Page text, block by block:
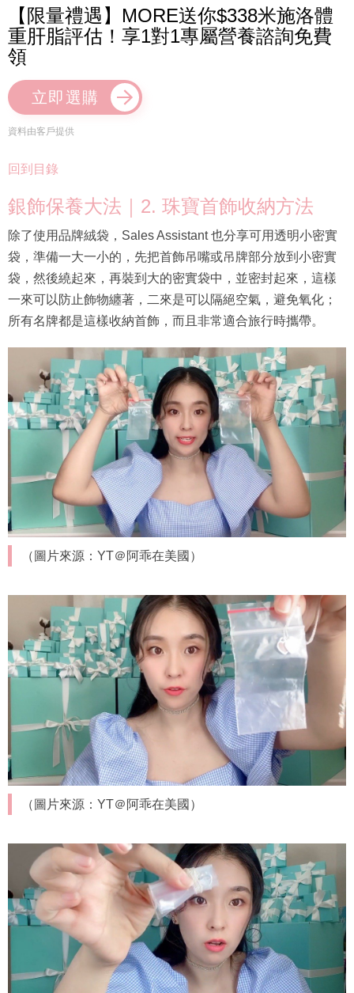
【限量禮遇】MORE送你$338米施洛體
重肝脂評估！享1對1專屬營養諮詢免費
領
立即選購
資料由客戶提供
回到目錄
銀飾保養大法｜2. 珠寶首飾收納方法
除了使用品牌絨袋，Sales Assistant 也分享可用透明小密實
袋，準備一大一小的，先把首飾吊嘴或吊牌部分放到小密實
袋，然後繞起來，再裝到大的密實袋中，並密封起來，這樣
一來可以防止飾物纏著，二來是可以隔絕空氣，避免氧化；
所有名牌都是這樣收納首飾，而且非常適合旅行時攜帶。
（圖片來源：YT＠阿乖在美國）
（圖片來源：YT＠阿乖在美國）